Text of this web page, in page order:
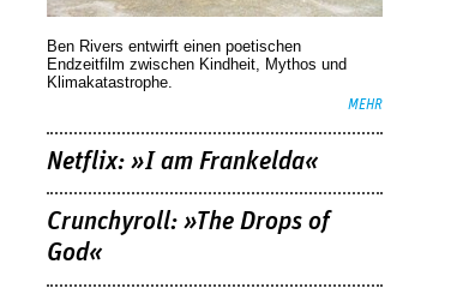
Ben Rivers entwirft einen poetischen
Endzeitfilm zwischen Kindheit, Mythos und
Klimakatastrophe.
MEHR
Netflix: »I am Frankelda«
Crunchyroll: »The Drops of
God«